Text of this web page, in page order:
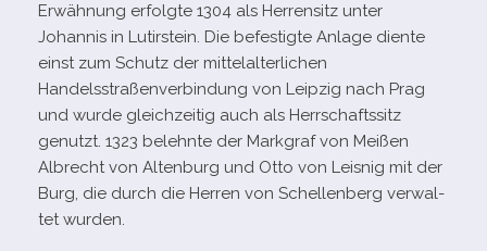
Erwähnung erfolgte 1304 als Herrensitz unter
Johannis in Lutirstein. Die befes­tigte Anlage diente
einst zum Schutz der mit­tel­al­ter­li­chen
Handelsstraßenverbindung von Leipzig nach Prag
und wurde gleich­zei­tig auch als Herrschaftssitz
genutzt. 1323 belehnte der Markgraf von Meißen
Albrecht von Altenburg und Otto von Leisnig mit der
Burg, die durch die Herren von Schellenberg ver­wal­
tet wurden.